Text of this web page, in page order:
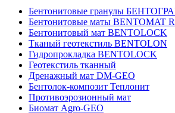
Бентонитовые гранулы
Бентонитовые маты BENTOMAT
Бентонитовый мат BENTOLOCK
Тканый геотекстиль BENTOLON
Гидропрокладка BENTOLOCK
Геотекстиль тканный
Дренажный мат DM-GEO
Бентолок-композит Теплонит
Противоэрозионный мат
Биомат Agro-GEO